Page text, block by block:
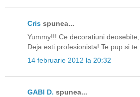
Cris spunea...
Yummy!!! Ce decoratiuni
Deja esti profesionista! Te pup si te
14 februarie 2012 la 20:32
GABI D. spunea...